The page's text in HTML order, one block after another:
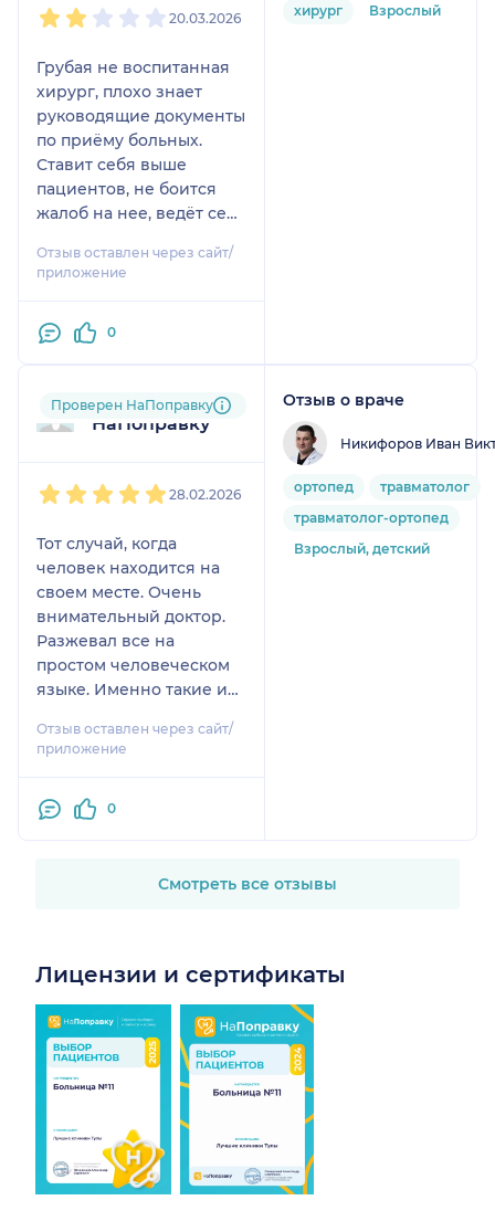
20.03.2026
Грубая не воспитанная
хирург, плохо знает
руководящие документы
по приёму больных.
Ставит себя выше
пациентов, не боится
жалоб на нее, ведёт себя
здравоохранения.
Обращаю внимание а
рекомендую приходить
Отзыв оставлен через сайт/
приложение
0
хирург Взрослый
Пользователь
НаПоправку
Проверен НаПоправку
28.02.2026
Тот случай, когда
человек находится на
своем месте. Очень
внимательный доктор.
Разжевал все на
простом человеческом
языке. Именно такие и
Отзыв оставлен через сайт/
приложение
0
Отзыв о враче
Никифоров Иван
ортопед
травматолог
травматолог-ортопед
Взрослый, детский
Смотреть все отзывы
Лицензии и сертификаты